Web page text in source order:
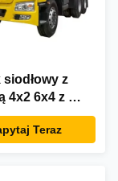
z
4x2 6x4 z
osią 245 KM
doTeraz